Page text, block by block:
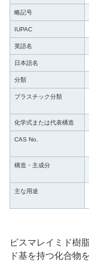
略記号
IUPAC
英語名
日本語名
分類
プラスチック分類
化学式または代表構造
CAS No.
構造・主成分
主な用途
ビスマレイミド樹
ド基を持つ化合物